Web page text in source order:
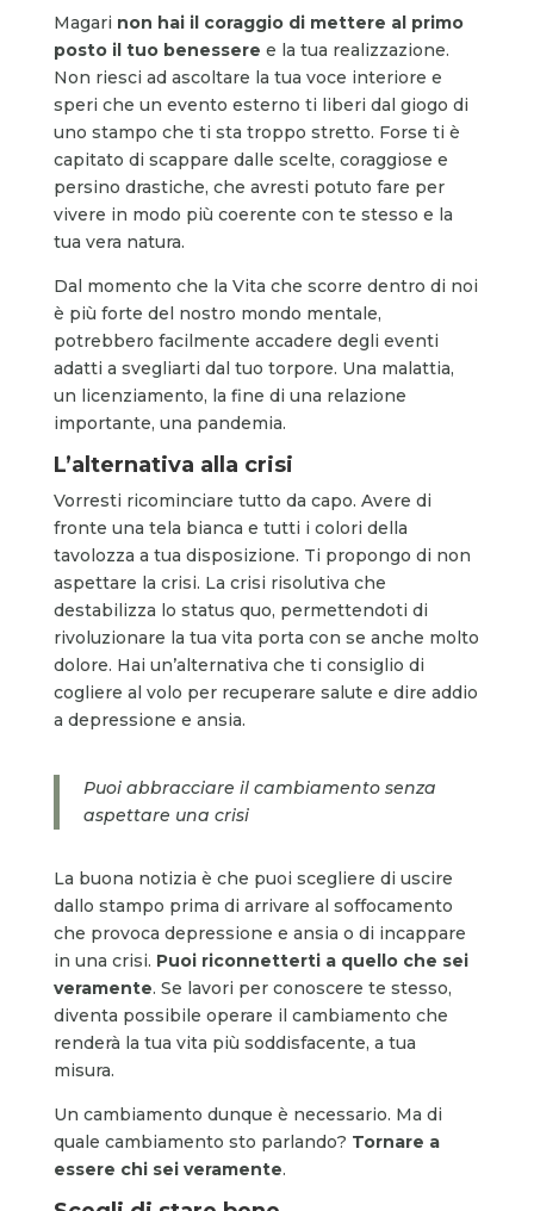
Magari non hai il coraggio di mettere al primo
posto il tuo benessere e la tua realizzazione.
Non riesci ad ascoltare la tua voce interiore e
speri che un evento esterno ti liberi dal giogo di
uno stampo che ti sta troppo stretto. Forse ti è
capitato di scappare dalle scelte, coraggiose e
persino drastiche, che avresti potuto fare per
vivere in modo più coerente con te stesso e la
tua vera natura.
Dal momento che la Vita che scorre dentro di noi
è più forte del nostro mondo mentale,
potrebbero facilmente accadere degli eventi
adatti a svegliarti dal tuo torpore. Una malattia,
un licenziamento, la fine di una relazione
importante, una pandemia.
L’alternativa alla crisi
Vorresti ricominciare tutto da capo. Avere di
fronte una tela bianca e tutti i colori della
tavolozza a tua disposizione. Ti propongo di non
aspettare la crisi. La crisi risolutiva che
destabilizza lo status quo, permettendoti di
rivoluzionare la tua vita porta con se anche molto
dolore. Hai un’alternativa che ti consiglio di
cogliere al volo per recuperare salute e dire addio
a depressione e ansia.
Puoi abbracciare il cambiamento senza
aspettare una crisi
La buona notizia è che puoi scegliere di uscire
dallo stampo prima di arrivare al soffocamento
che provoca depressione e ansia o di incappare
in una crisi. Puoi riconnetterti a quello che sei
veramente. Se lavori per conoscere te stesso,
diventa possibile operare il cambiamento che
renderà la tua vita più soddisfacente, a tua
misura.
Un cambiamento dunque è necessario. Ma di
quale cambiamento sto parlando? Tornare a
essere chi sei veramente.